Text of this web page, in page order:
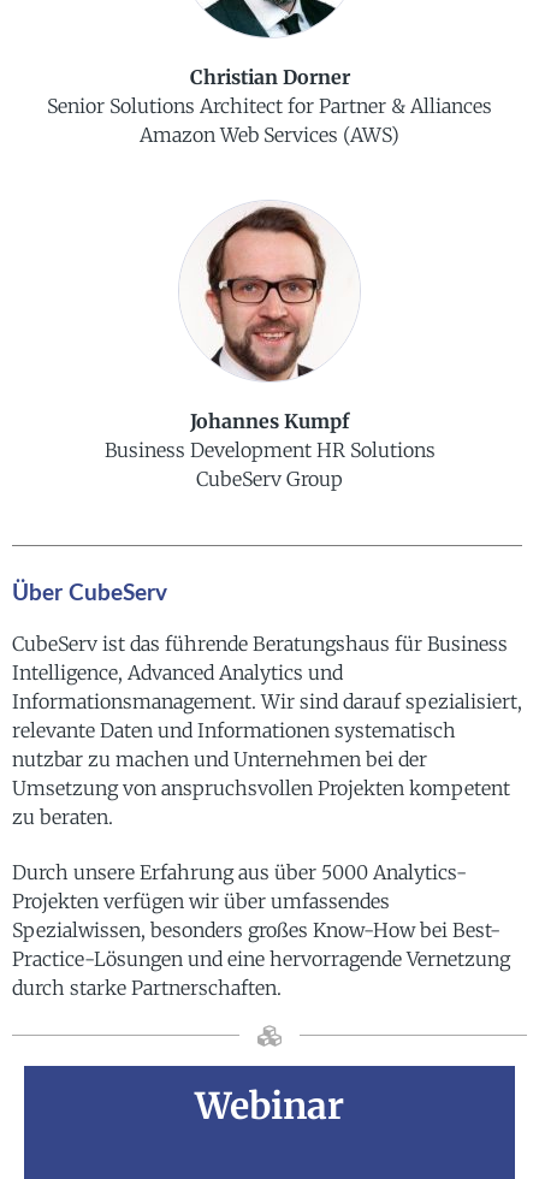
Christian Dorner
Senior Solutions Architect for Partner & Alliances
Amazon Web Services (AWS)
Johannes Kumpf
Business Development HR Solutions
CubeServ Group
Über CubeServ
CubeServ ist das führende Beratungshaus für Business
Intelligence, Advanced Analytics und
Informationsmanagement. Wir sind darauf spezialisiert,
relevante Daten und Informationen systematisch
nutzbar zu machen und Unternehmen bei der
Umsetzung von anspruchsvollen Projekten kompetent
zu beraten.
Durch unsere Erfahrung aus über 5000 Analytics-
Projekten verfügen wir über umfassendes
Spezialwissen, besonders großes Know-How bei Best-
Practice-Lösungen und eine hervorragende Vernetzung
durch starke Partnerschaften.
Webinar